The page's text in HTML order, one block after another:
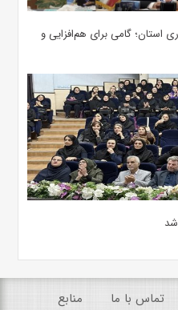
استان؛ گامی برای هم‌افزایی و
شد
تماس با ما منابع